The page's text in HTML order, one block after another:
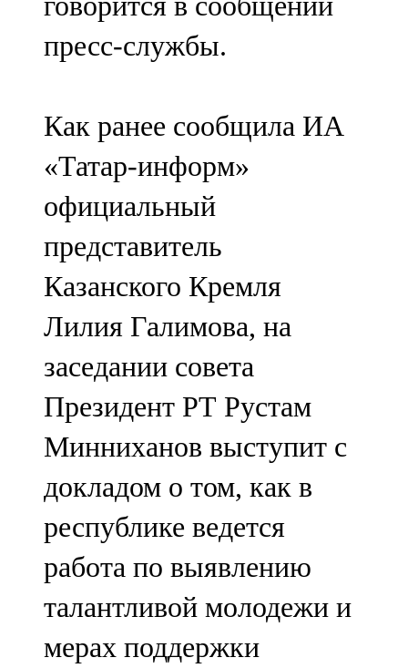
пресс-службы.
Как ранее сообщила ИА
«Татар-информ»
официальный
представитель
Казанского Кремля
Лилия Галимова, на
заседании совета
Президент РТ Рустам
Минниханов выступит с
докладом о том, как в
республике ведется
работа по выявлению
талантливой молодежи и
мерах поддержки